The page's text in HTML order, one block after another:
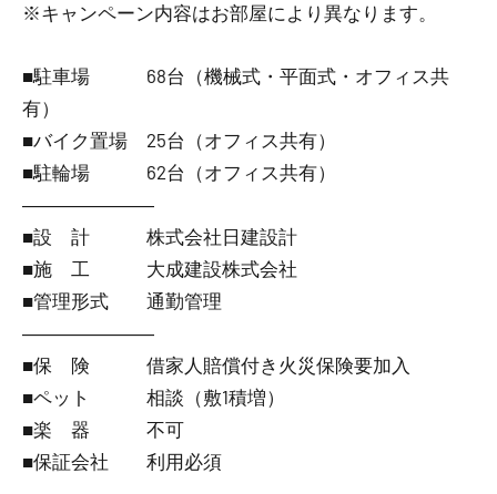
※キャンペーン内容はお部屋により異なります。
■駐車場 68台（機械式・平面式・オフィス共
有）
■バイク置場 25台（オフィス共有）
■駐輪場 62台（オフィス共有）
―――――――
■設 計 株式会社日建設計
■施 工 大成建設株式会社
■管理形式 通勤管理
―――――――
■保 険 借家人賠償付き火災保険要加入
■ペット 相談（敷1積増）
■楽 器 不可
■保証会社 利用必須